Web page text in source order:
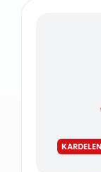
KARDELEN